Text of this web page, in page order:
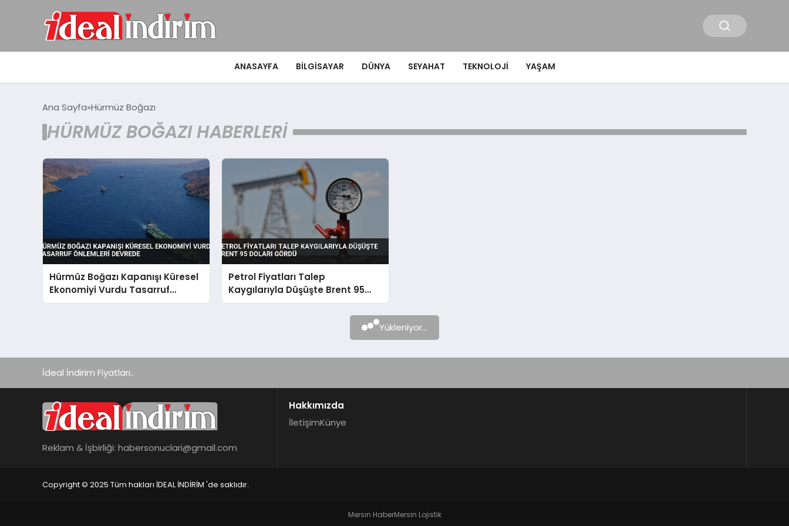
ANASAYFA BILGISAYAR DÜNYA SEYAHAT TEKNOLOJI YAŞAM
Ana Sayfa Hürmüz Boğazı
HÜRMÜZ BOĞAZI HABERLERI
Hürmüz Boğazı Kapanışı Küresel
Ekonomiyi Vurdu Tasarruf
Önlemleri Devrede
Petrol Fiyatları Talep
Kaygılarıyla Düşüşte Brent 95
Doları Gördü
Yükleniyor...
İdeal İndirim Fiyatları..
Reklam & İşbirliği: habersonuclari@gmail.com
Hakkımızda
İletişimKünye
Copyright © 2025 Tüm hakları İDEAL İNDİRİM 'de saklıdır.
Mersin HaberMersin Lojistik